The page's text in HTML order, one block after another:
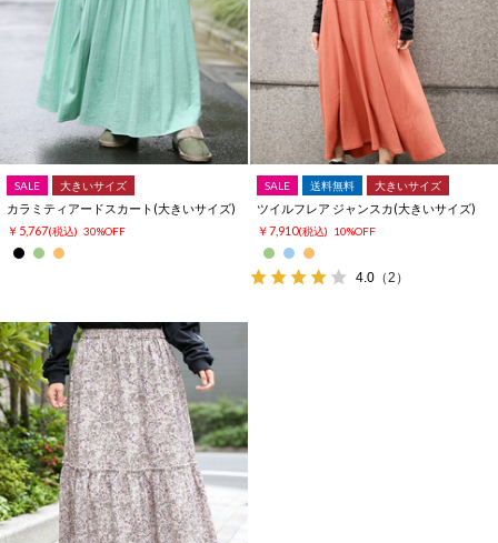
SALE 大きいサイズ
カラミティアードスカート(大きいサイズ)
￥5,767(税込) 30%OFF
SALE 送料無料 大きいサイズ
ツイルフレア ジャンスカ(大きいサイズ)
￥7,910(税込) 10%OFF
4.0 （2）